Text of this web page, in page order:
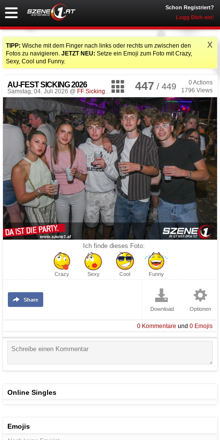
Schon Registriert?
Logg Dich ein!
X
TIPP: Wische mit dem Finger nach links oder rechts um zwischen den
Fotos zu navigieren. JETZT NEU: Setze ein Emoji zum Foto mit Crazy,
Sexy, Cool und Funny.
0Actions
1796 Views
447 / 449
AU-FEST SICKING 2026
Samstag, 04. Juli 2026 @ FF Sicking, Desselbrunn
Ich finde dieses Foto:
Crazy Sexy Cool Funny
Share
Download
Optionen
0 Kommentare und 0 Emojis
Online Singles
Emojis